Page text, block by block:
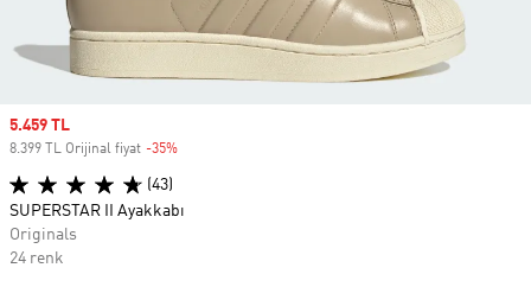
Sale price
5.459 TL
8.399 TL Orijinal fiyat -35%
(43)
SUPERSTAR II Ayakkabı
Originals
24 renk